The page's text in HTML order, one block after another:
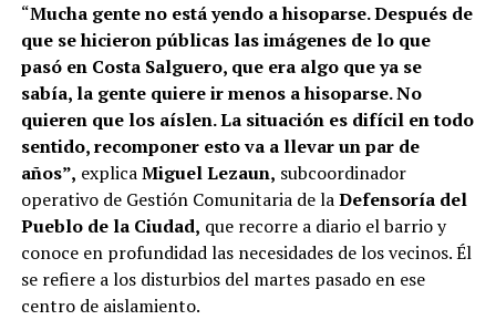
“Mucha gente no está yendo a hisoparse. Después de
que se hicieron públicas las imágenes de lo que
pasó en Costa Salguero, que era algo que ya se
sabía, la gente quiere ir menos a hisoparse. No
quieren que los aíslen. La situación es difícil en todo
sentido, recomponer esto va a llevar un par de
años”, explicaMiguel Lezaun, subcoordinador
operativo de Gestión Comunitaria de laDefensoría del
Pueblo de la Ciudad, que recorre a diario el barrio y
conoce en profundidad las necesidades de los vecinos. Él
se refiere a los disturbios del martes pasado en ese
centro de aislamiento.